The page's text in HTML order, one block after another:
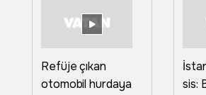
Refüje çıkan
otomobil hurdaya
sis: